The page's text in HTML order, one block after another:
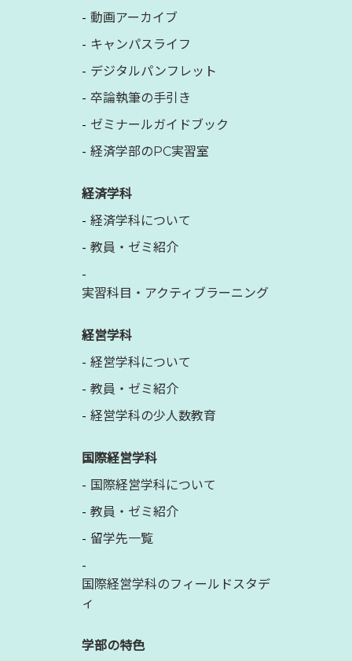
動画アーカイブ
キャンパスライフ
デジタルパンフレット
卒論執筆の手引き
ゼミナールガイドブック
経済学部のPC実習室
経済学科
経済学科について
教員・ゼミ紹介
実習科目・アクティブラーニング
経営学科
経営学科について
教員・ゼミ紹介
経営学科の少人数教育
国際経営学科
国際経営学科について
教員・ゼミ紹介
留学先一覧
国際経営学科のフィールドスタデ
ィ
学部の特色